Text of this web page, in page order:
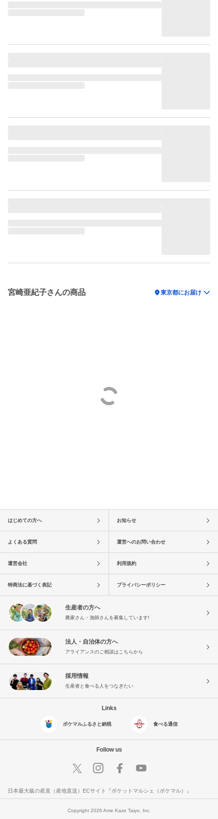
宮崎亜紀子さんの商品 location_on東京都にお届け
はじめての方へ お知らせ
よくある質問 運営へのお問い合わせ
運営会社 利用規約
特商法に基づく表記 プライバシーポリシー
生産者の方へ
農家さん・漁師さんを募集しています!
法人・自治体の方へ
アライアンスのご相談はこちらから
採用情報
生産者と食べる人をつなぎたい
Links
ポケマルふるさと納税 食べる通信
Follow us
日本最大級の産直（産地直送）ECサイト『ポケットマルシェ（ポケマル）』
Copyright 2026 Ame Kaze Taiyo, Inc.